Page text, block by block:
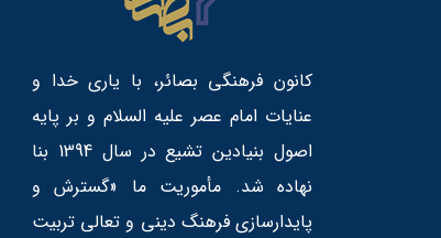
کانون فرهنگی بصائر، با یاری خدا و
عنایات امام عصر علیه السلام و بر پایه
اصول بنیادین تشیع در سال 1394 بنا
نهاده شد. مأموریت ما «گسترش و
پایدارسازی فرهنگ دینی و تعالی تربیت